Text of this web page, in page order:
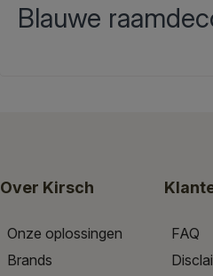
Blauwe
Over Kirsch
Onze oplossingen
Brands
FAQ